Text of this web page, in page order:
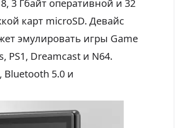
3 Гбайт оперативной и 32
карт microSD. Девайс
эмулировать игры Game
PS1, Dreamcast и N64.
Bluetooth 5.0 и